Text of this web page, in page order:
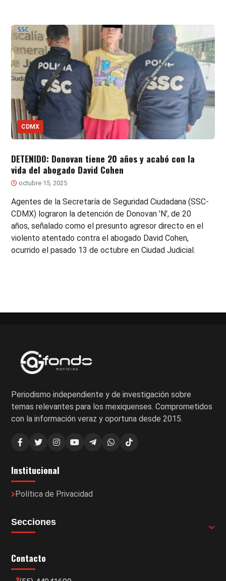
CDMX
DETENIDO: Donovan tiene 20 años y acabó con la
vida del abogado David Cohen
octubre 15, 2025
Agentes de la Secretaría de Seguridad Ciudadana (SSC-
CDMX) lograron la detención de Donovan 'N', de 20
años, señalado como el presunto agresor directo en el
violento atentado contra el abogado David Cohen,
ocurrido el pasado 13 de octubre en Ciudad Judicial.
Periodismo independiente y de investigación sobre
temas relevantes para los mexiquenses. Comprometidos
con la información veraz y oportuna desde 2015.
Institucional
Política de Privacidad
Secciones
Contacto